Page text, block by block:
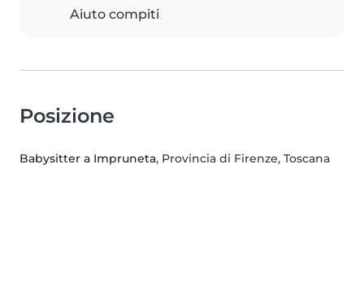
Aiuto compiti
Posizione
Babysitter a Impruneta, Provincia di Firenze, Toscana